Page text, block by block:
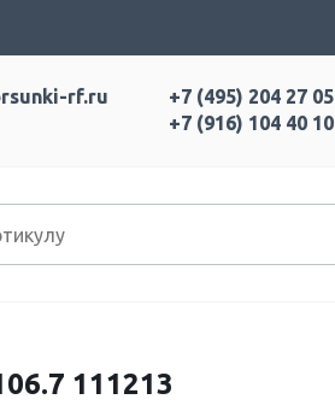
+7 (495) 204 27 05
+7 (916) 104 40 10
rf.ru
111213